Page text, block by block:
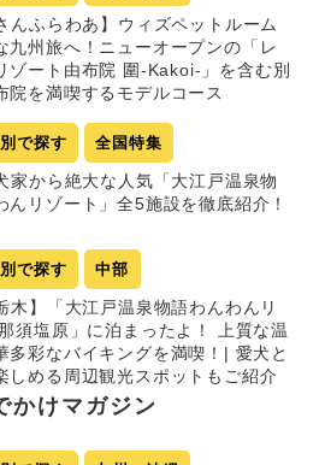
んふらわあ】ウィズペットルーム
九州旅へ！ニューオープンの「レ
ゾート由布院 圍-Kakoi-」を含む別
院を満喫するモデルコース
で探す 全国特集
家から絶大な人気「大江戸温泉物
んリゾート」全5施設を徹底紹介！
で探す 中部
木】「大江戸温泉物語わんわんリ
須塩原」に泊まったよ！ 上質な温
多彩なバイキングを満喫！| 愛犬と
しめる周辺観光スポットもご紹介
かけマガジン